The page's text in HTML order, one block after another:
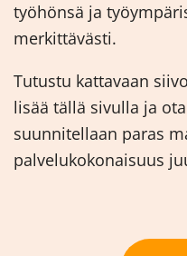
työhönsä ja
merkittävästi.
Tutustu kattavaan
lisää tällä sivulla ja
suunnitellaan paras
palvelukokonaisuus